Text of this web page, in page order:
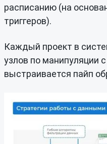
расписанию (на
триггеров).
Каждый проект в
узлов по манипуляции
выстраивается пайп